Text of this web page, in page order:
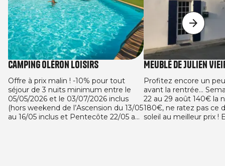
Camping Oléron Loisirs
Offre à prix malin ! -10% pour tout
séjour de 3 nuits minimum entre le
05/05/2026 et le 03/07/2026 inclus
(hors weekend de l’Ascension du 13/05
au 16/05 inclus et Pentecôte 22/05 au
Meublé de Julien
Profitez encore un
avant la rentrée...
22 au 29 août 140€ la
180€, ne ratez pas ce
soleil au meilleur prix !